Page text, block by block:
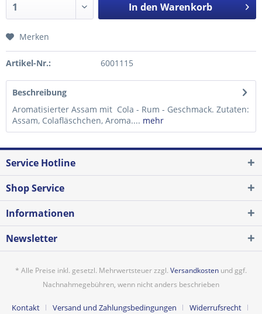
In den Warenkorb
Merken
Artikel-Nr.: 6001115
Beschreibung
Aromatisierter Assam mit Cola - Rum - Geschmack. Zutaten:
Assam, Colafläschchen, Aroma.... mehr
Service Hotline
Shop Service
Informationen
Newsletter
* Alle Preise inkl. gesetzl. Mehrwertsteuer zzgl. Versandkosten und ggf.
Nachnahmegebühren, wenn nicht anders beschrieben
Kontakt Versand und Zahlungsbedingungen Widerrufsrecht